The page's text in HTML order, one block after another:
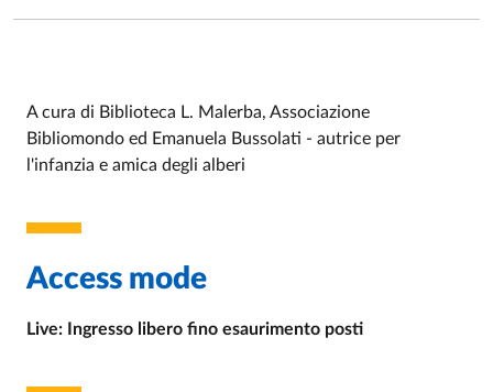
Event description
A cura di Biblioteca L. Malerba, Associazione
Bibliomondo ed Emanuela Bussolati - autrice per
l'infanzia e amica degli alberi
Access mode
Live: Ingresso libero fino esaurimento posti